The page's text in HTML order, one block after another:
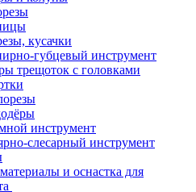
кусачки
губцевый инструмент
трещоток с головками
инструмент
слесарный инструмент
и оснастка для